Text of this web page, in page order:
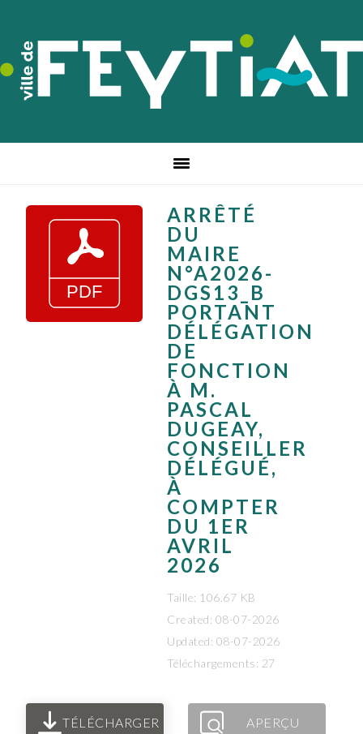
navigation
principale
contenu
principal
pied
de
page
ARRÊTÉ
DU
MAIRE
N°A2026-
DGS13_B
PORTANT
DÉLÉGATION
DE
FONCTION
À M.
PASCAL
DUGEAY,
CONSEILLER
DÉLÉGUÉ,
À
COMPTER
DU 1ER
AVRIL
2026
Taille: 106.67 KB
Created: 08-07-2026
Updated: 08-07-2026
Téléchargements: 27
TÉLÉCHARGER APERÇU